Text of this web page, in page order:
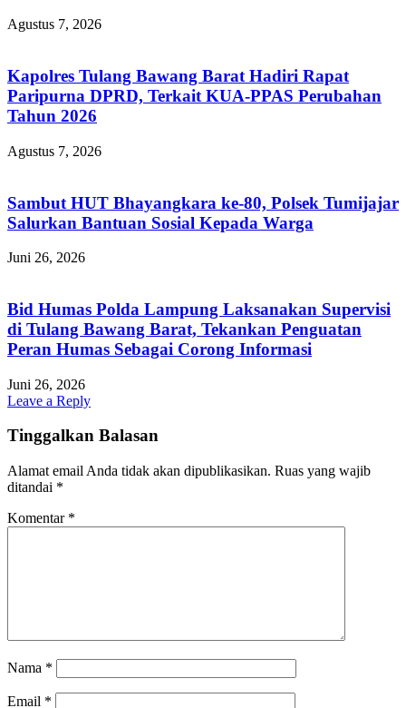
Agustus 7, 2026
Kapolres Tulang Bawang Barat Hadiri Rapat
Paripurna DPRD, Terkait KUA-PPAS Perubahan
Tahun 2026
Agustus 7, 2026
Sambut HUT Bhayangkara ke-80, Polsek Tumijajar
Salurkan Bantuan Sosial Kepada Warga
Juni 26, 2026
Bid Humas Polda Lampung Laksanakan Supervisi
di Tulang Bawang Barat, Tekankan Penguatan
Peran Humas Sebagai Corong Informasi
Juni 26, 2026
Leave a Reply
Tinggalkan Balasan
Alamat email Anda tidak akan dipublikasikan. Ruas yang wajib
ditandai *
Komentar *
Nama *
Email *